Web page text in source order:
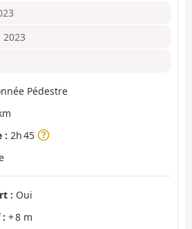
2023
Pédestre
: 2h 45
: Oui
+ 8 m